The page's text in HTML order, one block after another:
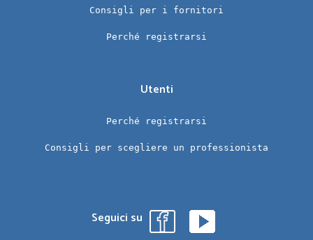
Consigli per i fornitori
Perché registrarsi
Utenti
Perché registrarsi
Consigli per scegliere un professionista
Seguici su